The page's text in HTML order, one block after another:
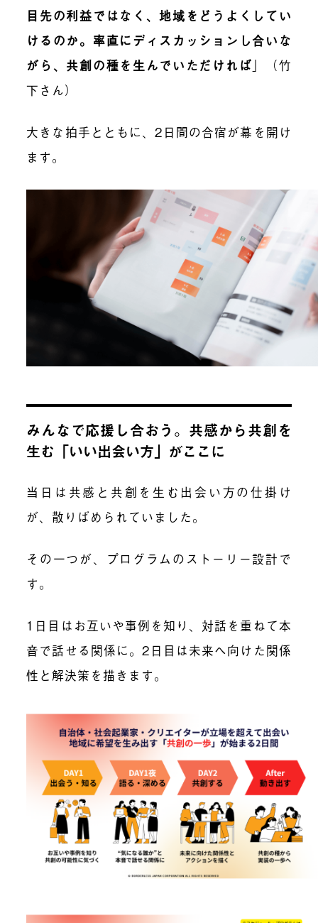
目先の利益ではなく、地域をどうよくしてい
けるのか。率直にディスカッションし合いな
がら、共創の種を生んでいただければ 」（竹
下さん）
大きな拍手とともに、2日間の合宿が幕を開け
ます。
みんなで応援し合おう。共感から共創を
生む「いい出会い方」がここに
当日は共感と共創を生む出会い方の仕掛け
が、散りばめられていました。
その一つが、プログラムのストーリー設計で
す。
1日目はお互いや事例を知り、対話を重ねて本
音で話せる関係に。2日目は未来へ向けた関係
性と解決策を描きます。